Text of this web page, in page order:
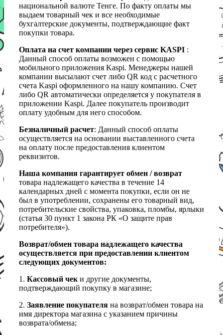
национальной валюте Тенге. По факту оплаты мы
выдаем товарный чек и все необходимые
бухгалтерские документы, подтверждающие факт
покупки товара.
Оплата на счет компании через сервис KASPI :
Данный способ оплаты возможен с помощью
мобильного приложения Kaspi. Менеджеры нашей
компании высылают счет либо QR код с расчетного
счета Kaspi оформленного на нашу компанию. Счет
либо QR автоматически определяется у покупателя в
приложении Kaspi. Далее покупатель производит
оплату удобным для него способом.
Безналичный расчет: Данный способ оплаты
осуществляется на основании выставленного счета
на оплату после предоставления клиентом
реквизитов.
Наша компания гарантирует обмен / возврат
товара надлежащего качества в течение 14
календарных дней с момента покупки, если он не
был в употреблении, сохранены его товарный вид,
потребительские свойства, упаковка, пломбы, ярлыки
(статья 30 пункт 1 закона РК «О защите прав
потребителя»).
Возврат/обмен товара надлежащего качества
осуществляется при предоставлении клиентом
следующих документов:
1. Кассовый чеки другие документы,
подтверждающий покупку в магазине;
2. Заявление покупателя на возврат/обмен товара на
имя директора магазина с указанием причины
возврата/обмена;